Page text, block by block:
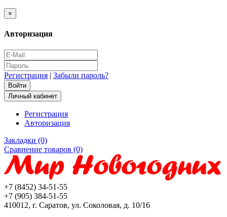
×
Авторизация
Регистрация | Забыли пароль?
Личный кабинет
Регистрация
Авторизация
Закладки (0)
Сравнение товаров (0)
+7 (8452) 34-51-55
+7 (905) 384-51-55
410012, г. Саратов, ул. Соколовая, д. 10/16